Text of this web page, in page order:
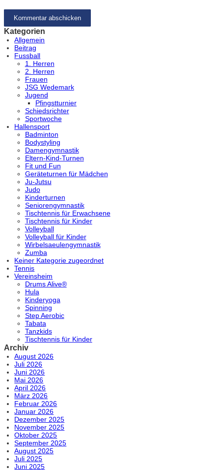
Kategorien
Allgemein
Beitrag
Fussball
1. Herren
2. Herren
Frauen
JSG Wedemark
Jugend
Pfingstturnier
Schiedsrichter
Sportwoche
Hallensport
Badminton
Bodystyling
Damengymnastik
Eltern-Kind-Turnen
Fit und Fun
Geräteturnen für Mädchen
Ju-Jutsu
Judo
Kinderturnen
Seniorengymnastik
Tischtennis für Erwachsene
Tischtennis für Kinder
Volleyball
Volleyball für Kinder
Wirbelsaeulengymnastik
Zumba
Keiner Kategorie zugeordnet
Tennis
Vereinsheim
Drums Alive®
Hula
Kinderyoga
Spinning
Step Aerobic
Tabata
Tanzkids
Tischtennis für Kinder
Archiv
August 2026
Juli 2026
Juni 2026
Mai 2026
April 2026
März 2026
Februar 2026
Januar 2026
Dezember 2025
November 2025
Oktober 2025
September 2025
August 2025
Juli 2025
Juni 2025